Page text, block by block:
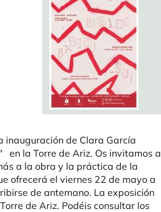
inauguración de Clara García
en la Torre de Ariz. Os invitamos a
a la obra y la práctica de la
ofrecerá el viernes 22 de mayo a
de antemano. La exposición
de Ariz. Podéis consultar los